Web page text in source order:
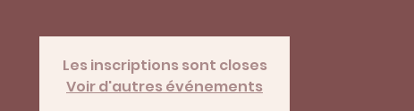
Les inscriptions sont closes
Voir d'autres événements